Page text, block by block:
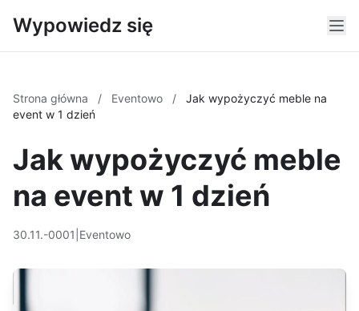
Wypowiedz się
Strona główna / Eventowo /
Jak wypożyczyć meble na
event w 1 dzień
Jak wypożyczyć meble
na event w 1 dzień
30.11.-0001 Eventowo